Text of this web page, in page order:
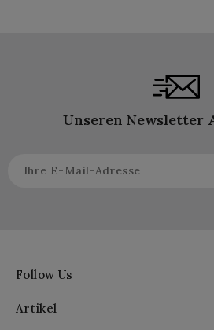
Unseren Newsletter
Follow Us
Artikel